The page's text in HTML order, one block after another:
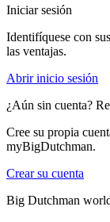
Iniciar sesión
Identifíquese con
las ventajas.
Abrir inicio sesión
¿Aún sin cuenta?
Cree su propia
myBigDutchman.
Crear su cuenta
Big Dutchman